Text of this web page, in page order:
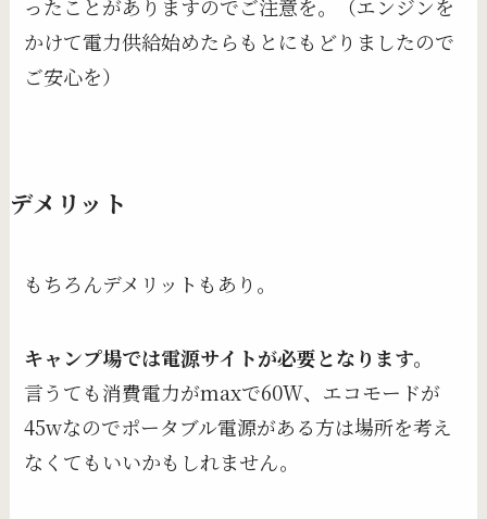
ったことがありますのでご注意を。（エンジンを
かけて電力供給始めたらもとにもどりましたので
ご安心を）
デメリット
もちろんデメリットもあり。
キャンプ場では電源サイトが必要となります。
言うても消費電力がmaxで60W、エコモードが
45wなのでポータブル電源がある方は場所を考え
なくてもいいかもしれません。